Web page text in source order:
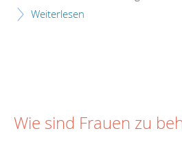
Weiterlesen
Wie sind Frauen zu